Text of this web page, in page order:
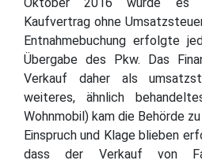
Kaufvertrag ohne
Entnahmebuchung erfolgte
Übergabe des Pkw. Das
Verkauf daher als
weiteres, ähnlich
Wohnmobil) kam die Behörde
Einspruch und Klage blieben
dass der Verkauf von